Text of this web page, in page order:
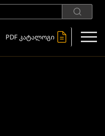
PDF კატალოგი